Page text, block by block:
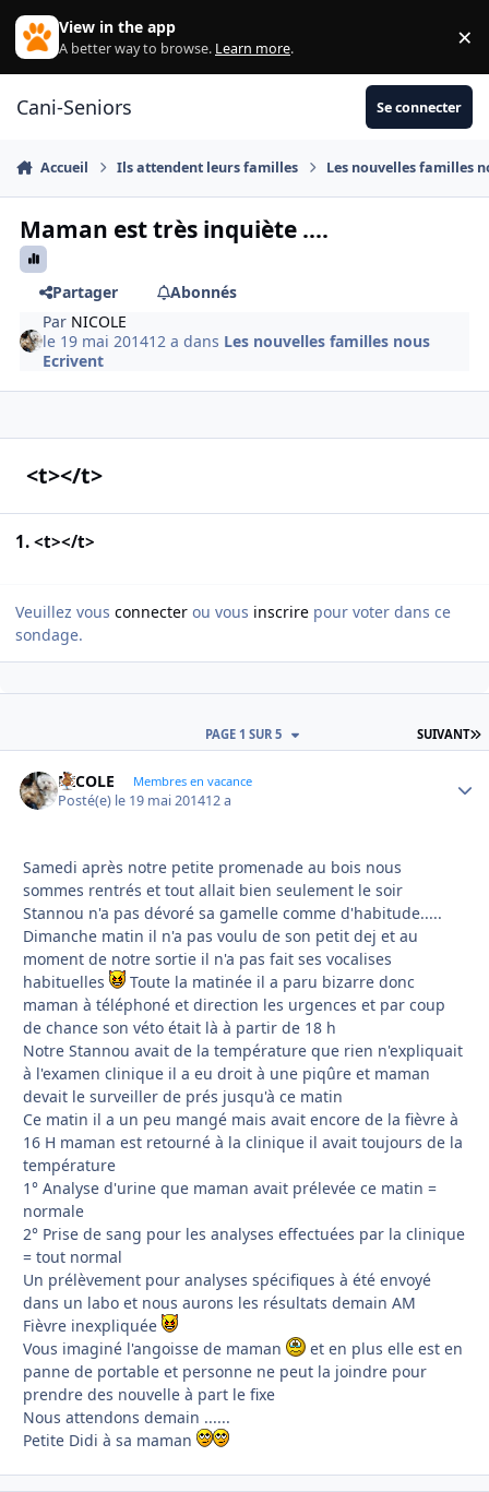
Aller au contenu
View in the app
A better way to browse. Learn more. ×
Cani-Seniors Se connecter
Accueil Ils attendent leurs familles Les nouvelles familles
Maman est très inquiète ....
Partager
Abonnés
Par NICOLE
le 19 mai 201412 a dans Les nouvelles familles nous
Ecrivent
<t></t>
1. <t></t>
Veuillez vous connecter ou vous inscrire pour voter dans ce
sondage.
SUIVANT
PAGE 1 SUR 5
NICOLE Membres en vacance
Posté(e) le 19 mai 201412 a
Samedi après notre petite promenade au bois nous
sommes rentrés et tout allait bien seulement le soir
Stannou n'a pas dévoré sa gamelle comme d'habitude.....
Dimanche matin il n'a pas voulu de son petit dej et au
moment de notre sortie il n'a pas fait ses vocalises
habituelles
Toute la matinée il a paru bizarre donc
maman à téléphoné et direction les urgences et par coup
de chance son véto était là à partir de 18 h
Notre Stannou avait de la température que rien n'expliquait
à l'examen clinique il a eu droit à une piqûre et maman
devait le surveiller de prés jusqu'à ce matin
Ce matin il a un peu mangé mais avait encore de la fièvre à
16 H maman est retourné à la clinique il avait toujours de la
température
1° Analyse d'urine que maman avait prélevée ce matin =
normale
2° Prise de sang pour les analyses effectuées par la clinique
= tout normal
Un prélèvement pour analyses spécifiques à été envoyé
dans un labo et nous aurons les résultats demain AM
Fièvre inexpliquée
Vous imaginé l'angoisse de maman
et en plus elle est en
panne de portable et personne ne peut la joindre pour
prendre des nouvelle à part le fixe
Nous attendons demain ......
Petite Didi à sa maman